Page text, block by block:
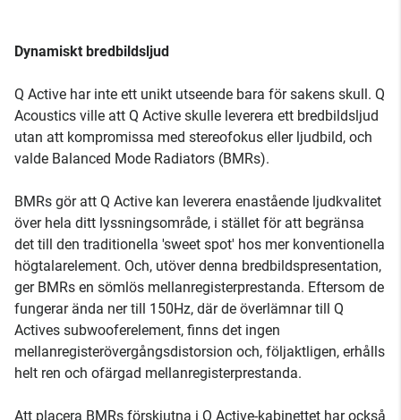
Dynamiskt bredbildsljud
Q Active har inte ett unikt utseende bara för sakens skull. Q
Acoustics ville att Q Active skulle leverera ett bredbildsljud
utan att kompromissa med stereofokus eller ljudbild, och
valde Balanced Mode Radiators (BMRs).
BMRs gör att Q Active kan leverera enastående ljudkvalitet
över hela ditt lyssningsområde, i stället för att begränsa
det till den traditionella 'sweet spot' hos mer konventionella
högtalarelement. Och, utöver denna bredbildspresentation,
ger BMRs en sömlös mellanregisterprestanda. Eftersom de
fungerar ända ner till 150Hz, där de överlämnar till Q
Actives subwooferelement, finns det ingen
mellanregisterövergångsdistorsion och, följaktligen, erhålls
helt ren och ofärgad mellanregisterprestanda.
Att placera BMRs förskjutna i Q Active-kabinettet har också